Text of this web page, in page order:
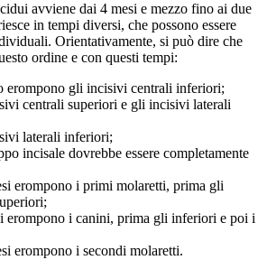
avviene dai 4 mesi e mezzo fino ai due
in tempi diversi, che possono essere
Orientativamente, si può dire che
ordine e con questi tempi:
erompono gli incisivi centrali inferiori;
centrali superiori e gli incisivi laterali
laterali inferiori;
incisale dovrebbe essere completamente
erompono i primi molaretti, prima gli
erompono i canini, prima gli inferiori e poi i
erompono i secondi molaretti.